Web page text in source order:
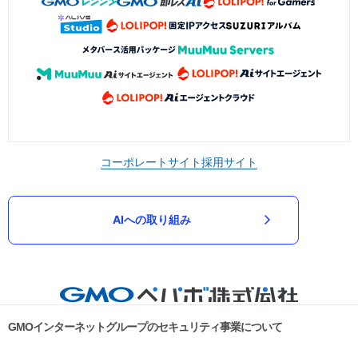
コーポレートサイト採用サイト
AIへの取り組み
GMOインターネットグループのセキュリティ事業について